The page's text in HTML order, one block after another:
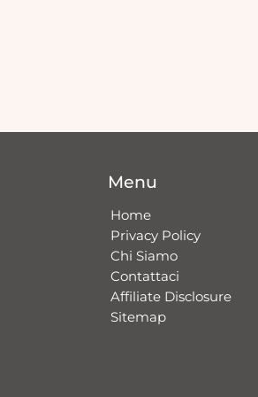
Menu
Home
Privacy Policy
Chi Siamo
Contattaci​
Affiliate Disclosure
Sitemap